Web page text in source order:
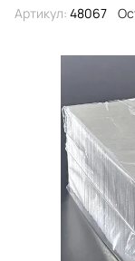
Артикул: 48067